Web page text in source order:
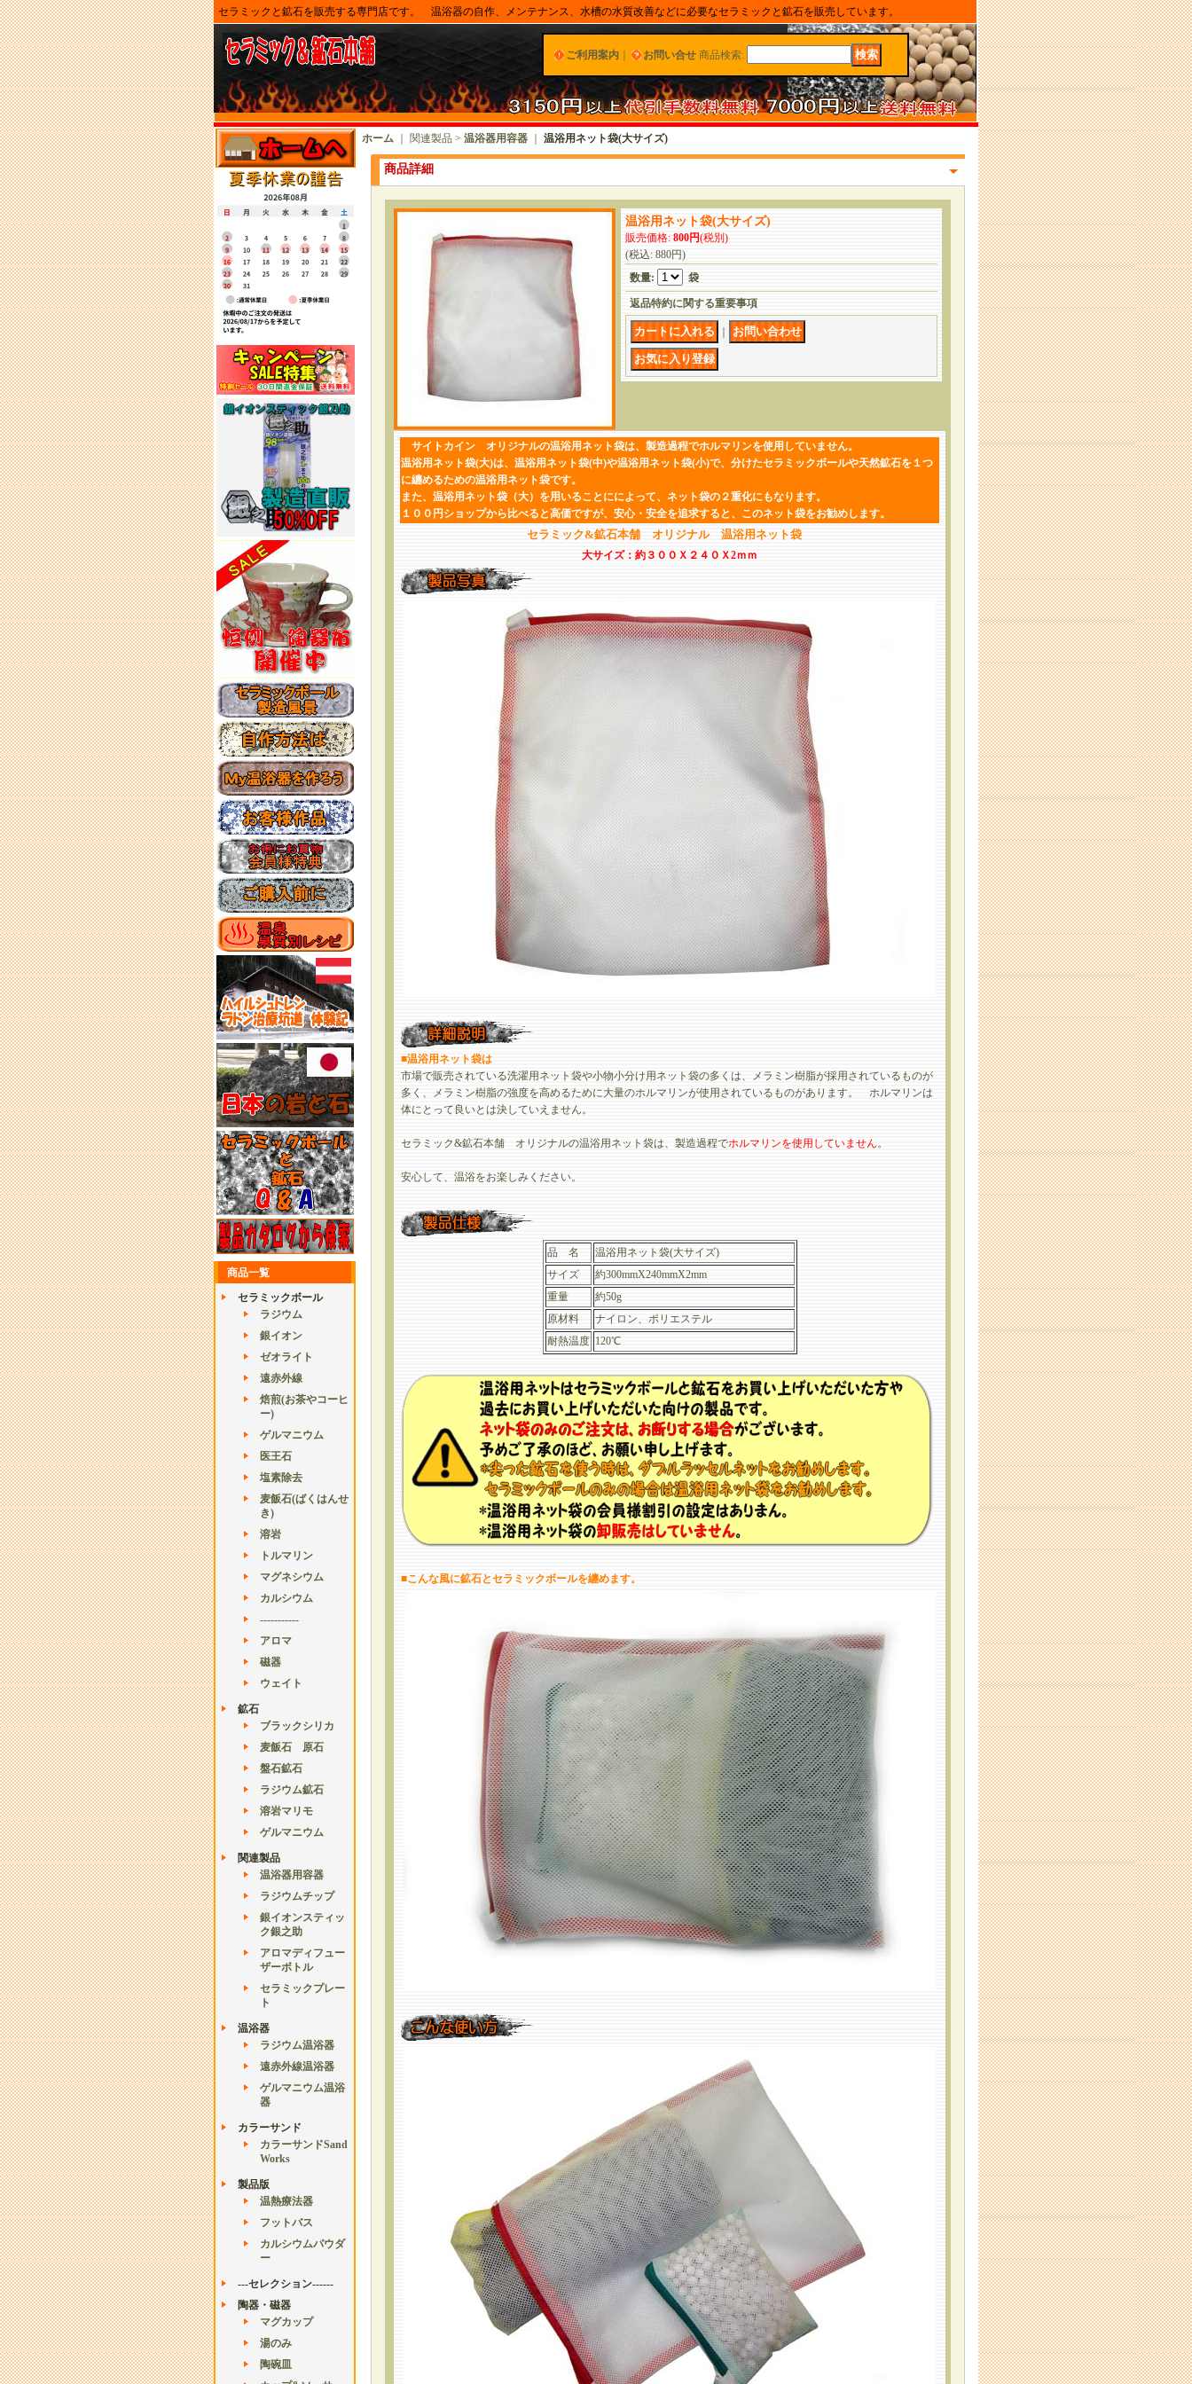
セラミックと鉱石を販売する専門店です。 温浴器の自作、メンテナンス、水槽の水質改善などに必要なセラミックと鉱石を販売しています。
ご利用案内 お問い合せ 商品検索:
商品一覧
セラミックボール
ラジウム
銀イオン
ゼオライト
遠赤外線
焙煎(お茶やコーヒ
ー)
ゲルマニウム
医王石
塩素除去
麦飯石(ばくはんせ
き)
溶岩
トルマリン
マグネシウム
カルシウム
-----------
アロマ
磁器
ウェイト
鉱石
ブラックシリカ
麦飯石 原石
盤石鉱石
ラジウム鉱石
溶岩マリモ
ゲルマニウム
関連製品
温浴器用容器
ラジウムチップ
銀イオンスティッ
ク銀之助
アロマディフュー
ザーボトル
セラミックプレー
ト
温浴器
ラジウム温浴器
遠赤外線温浴器
ゲルマニウム温浴
器
カラーサンド
カラーサンドSand
Works
製品版
温熱療法器
フットバス
カルシウムパウダ
ー
---セレクション------
陶器・磁器
マグカップ
湯のみ
陶碗皿
ホーム ｜ 関連製品 > 温浴器用容器 温浴用ネット袋(大サイズ)
商品詳細
温浴用ネット袋(大サイズ)
販売価格: 800円(税別)
(税込: 880円)
数量: 袋
返品特約に関する重要事項
サイトカイン オリジナルの温浴用ネット袋は、製造過程でホルマリンを使用していません。
温浴用ネット袋(大)は、温浴用ネット袋(中)や温浴用ネット袋(小)で、分けたセラミックボールや天然鉱石を１つ
に纏めるための温浴用ネット袋です。
また、温浴用ネット袋（大）を用いることにによって、ネット袋の２重化にもなります。
１００円ショップから比べると高価ですが、安心・安全を追求すると、このネット袋をお勧めします。
セラミック&鉱石本舗 オリジナル 温浴用ネット袋
大サイズ：約３００Ｘ２４０Ｘ2ｍｍ
■温浴用ネット袋は
市場で販売されている洗濯用ネット袋や小物小分け用ネット袋の多くは、メラミン樹脂が採用されているものが
多く、メラミン樹脂の強度を高めるために大量のホルマリンが使用されているものがあります。 ホルマリンは
体にとって良いとは決していえません。
セラミック&鉱石本舗 オリジナルの温浴用ネット袋は、製造過程でホルマリンを使用していません。
安心して、温浴をお楽しみください。
品 名
温浴用ネット袋(大サイズ)
サイズ
約300mmX240mmX2mm
重量
約50g
原材料
ナイロン、ポリエステル
耐熱温度 120℃
■こんな風に鉱石とセラミックボールを纏めます。